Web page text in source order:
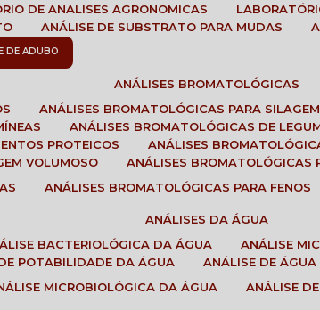
DE ANALISES AGRONOMICAS
ANÁLISE DE SUBSTRATO PARA MUDAS
DE ADUBO
ANÁLISES BROMATOLÓGICAS
ANÁLISES BROMATOLÓGICAS PARA
ANÁLISES BROMATOLÓGICAS DE
PROTEICOS
ANÁLISES
VOLUMOSO
ANÁLISES BROMATOLÓGICAS
ANÁLISES BROMATOLÓGICAS PARA FENOS
ANÁLISES DA ÁGUA
BACTERIOLÓGICA DA ÁGUA ANÁLISE
DE POTABILIDADE DA ÁGUA ANÁLISE DE
MICROBIOLÓGICA DA ÁGUA ANÁLISE